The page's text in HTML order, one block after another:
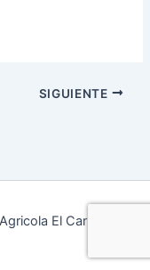
SIGUIENTE
El Carmen